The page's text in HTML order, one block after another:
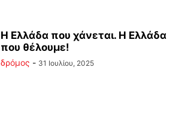
Η Ελλάδα που χάνεται. Η Ελλάδα
που θέλουμε!
δρόμος - 31 Ιουλίου, 2025